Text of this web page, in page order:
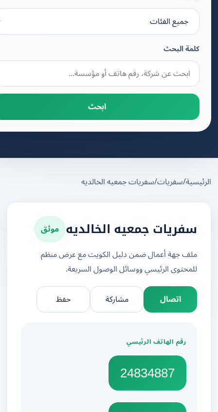
كلمة البحث
ابحث
/سفريات/سفريات جمعيه الخالديه
سفريات جمعيه الخالديه موثق
ملف جهة أعمال ضمن دليل الكويت مع عرض منظم
للمحتوى الرئيسي ووسائل الوصول السريعة.
اتصال
مشاركة
رقم الهاتف الرئيسي
24834887